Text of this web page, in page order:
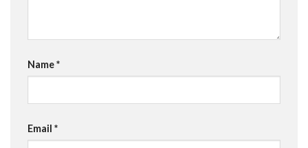
Name*
Email *